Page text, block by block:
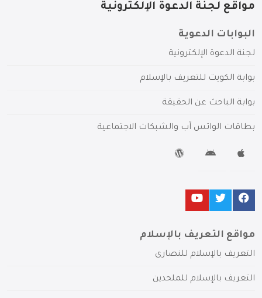
مواقع لجنة الدعوة الإلكترونية
البوابات الدعوية
لجنة الدعوة الإلكترونية
بوابة الكويت للتعريف بالإسلام
بوابة الباحث عن الحقيقة
بطاقات الواتس آب والشبكات الاجتماعية
مواقع التعريف بالإسلام
التعريف بالإسلام للنصارى
التعريف بالإسلام للملحدين